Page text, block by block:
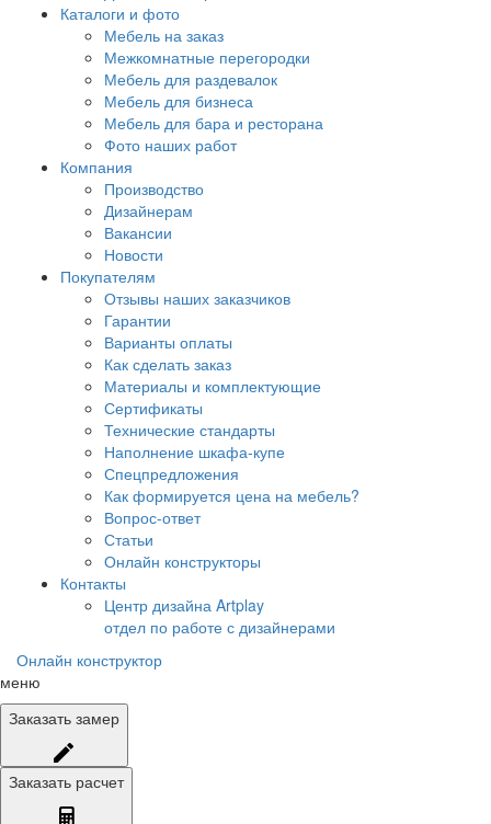
Каталоги и фото
Мебель на заказ
Межкомнатные перегородки
Мебель для раздевалок
Мебель для бизнеса
Мебель для бара и ресторана
Фото наших работ
Компания
Производство
Дизайнерам
Вакансии
Новости
Покупателям
Отзывы наших заказчиков
Гарантии
Варианты оплаты
Как сделать заказ
Материалы и комплектующие
Сертификаты
Технические стандарты
Наполнение шкафа-купе
Спецпредложения
Как формируется цена на мебель?
Вопрос-ответ
Статьи
Онлайн конструкторы
Контакты
Центр дизайна Artplay
отдел по работе с дизайнерами
Онлайн конструктор
меню
Заказать замер
Заказать расчет